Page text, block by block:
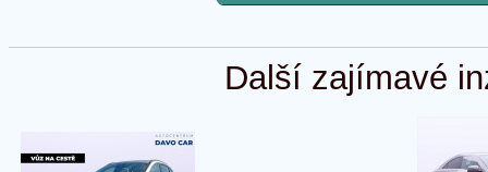
Další zajímavé